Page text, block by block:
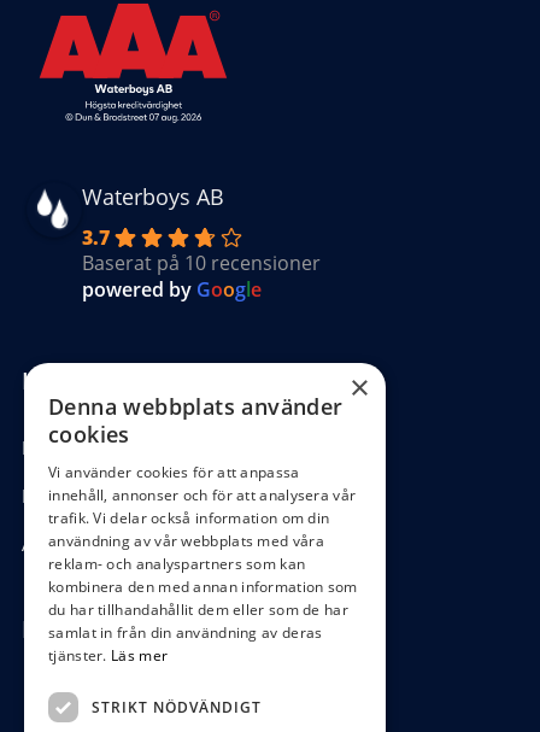
Waterboys AB
3.7
Baserat på 10 recensioner
powered by Google
Kundinformation
Köpvillkor
Hantering GDPR
Ångra köp
Hör av dig
0472-104 80
×
Denna webbplats använder
cookies
Vi använder cookies för att anpassa
innehåll, annonser och för att analysera vår
trafik. Vi delar också information om din
användning av vår webbplats med våra
reklam- och analyspartners som kan
kombinera den med annan information som
du har tillhandahållit dem eller som de har
samlat in från din användning av deras
tjänster. Läs mer
STRIKT NÖDVÄNDIGT